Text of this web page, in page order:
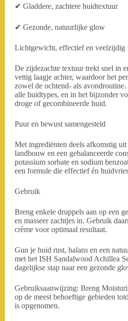
✔ Gladdere, zachtere huidtextuur
✔ Gezonde, natuurlijke glow
Lichtgewicht, effectief en veelzijdig
De zijdezachte textuur trekt snel in
vettig laagje achter, waardoor het
zowel de ochtend- als
alle huidtypes, en in het bijzonder
droge of gecombineerde huid.
Puur en bewust samengesteld
Met ingrediënten deels afkomstig
landbouw en een gebalanceerde
potassium sorbate en sodium
een formule die effectief én
Gebruik
Breng enkele druppels aan op een
en masseer zachtjes in. Gebruik
crème voor optimaal resultaat.
Gun je huid rust, balans en een
met het ISH Sandalwood Achillea
dagelijkse stap naar een gezonde
Gebruiksaanwijzing: Breng
op de meest behoeftige gebieden
is opgenomen.